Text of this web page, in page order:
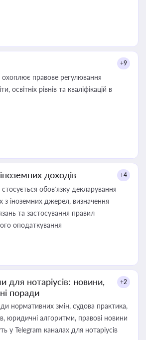
+9
охоплює правове регулювання
освітніх рівнів та кваліфікацій в
доходів +4
обов’язку декларування
з іноземних джерел, визначення
та застосування правил
оподаткування
для нотаріусів: новини,
поради
+2
нормативних змін, судова практика,
юридичні алгоритми, правові новини
у Telegram каналах для нотаріусів